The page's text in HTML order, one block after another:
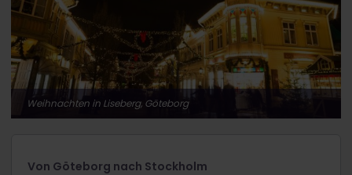
Weihnachten in Liseberg, Göteborg
Von Göteborg nach Stockholm